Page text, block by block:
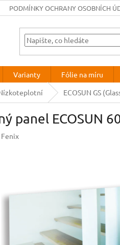
PODMÍNKY OCHRANY OSOBNÍCH
Varianty Fólie na míru
ECOSUN GS
panel ECOSUN
Fenix